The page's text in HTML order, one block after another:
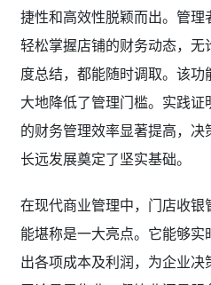
捷性和高效性脱颖而出。管
轻松掌握店铺的财务动态，
度总结，都能随时调取。该
大地降低了管理门槛。实践
的财务管理效率显著提高，
长远发展奠定了坚实基础。
在现代商业管理中，门店收
能堪称是一大亮点。它能够
出各项成本及利润，为企业决